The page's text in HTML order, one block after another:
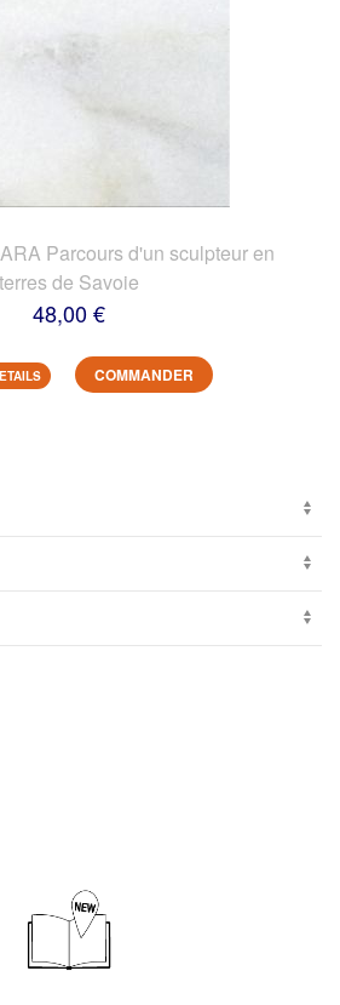
Parcours d'un sculpteur en
terres de Savoie
48,00 €
COMMANDER